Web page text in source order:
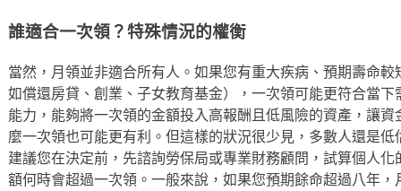
誰適合一次領？特殊情況的權衡
當然，月領並非適合所有人。如果您有重大疾病、預期壽命
如償還房貸、創業、子女教育基金），一次領可能更符合當
能力，能夠將一次領的金額投入高報酬且低風險的資產，讓
麼一次領也可能更有利。但這樣的狀況很少見，多數人還是
建議您在決定前，先諮詢勞保局或專業財務顧問，試算個人
額何時會超過一次領。一般來說，如果您預期餘命超過八年